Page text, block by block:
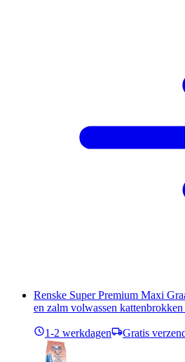
Renske Super Premium Maxi
en zalm volwassen
1-2 werkdagen Gratis